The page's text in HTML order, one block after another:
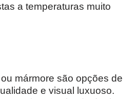
a temperaturas muito
mármore são opções de
e visual luxuoso.